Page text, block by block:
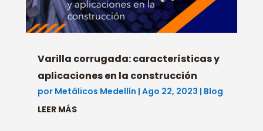
Varilla corrugada: características y
aplicaciones en la construcción
por Metálicos Medellín | Ago 22, 2023 | Blog
LEER MÁS